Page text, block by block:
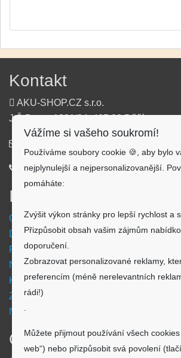
Kontakt
AKU-SHOP.CZ s.r.o.
J.Š.Baara 1331/34, 405 02 Děčín
720 500 500
Informace
Obchodní podmínky
Doprava a platba
Reklamační formulář
Nastavení cookies
Kde nás najdete
Zpětný odběr vysloužilých elektrozařízení
Návod - akumulátory
O nákupu
Vážíme si vašeho soukromí!
Používáme soubory cookie 🍪, aby bylo
nejplynulejší a nejpersonalizovanější.
pomáháte:
Zvýšit výkon stránky pro lepší rychlost a
Přizpůsobit obsah vašim zájmům
doporučení.
Zobrazovat personalizované reklamy,
preferencím (méně nerelevantních
rádi!)
Můžete přijmout používání všech
web“) nebo přizpůsobit svá povolení